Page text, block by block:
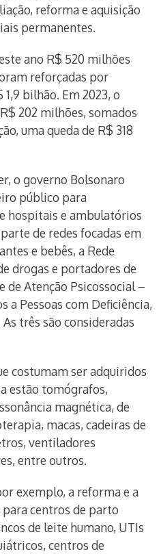
reforma e aquisição
permanentes.
ano R$ 520 milhões
reforçadas por
bilhão. Em 2023, o
202 milhões, somados
uma queda de R$ 318
o governo Bolsonaro
público para
hospitais e ambulatórios
de redes focadas em
e bebês, a Rede
drogas e portadores de
de Atenção Psicossocial –
a Pessoas com Deficiência,
três são consideradas
costumam ser adquiridos
estão tomógrafos,
magnética, de
macas, cadeiras de
ventiladores
entre outros.
exemplo, a reforma e a
centros de parto
de leite humano, UTIs
centros de